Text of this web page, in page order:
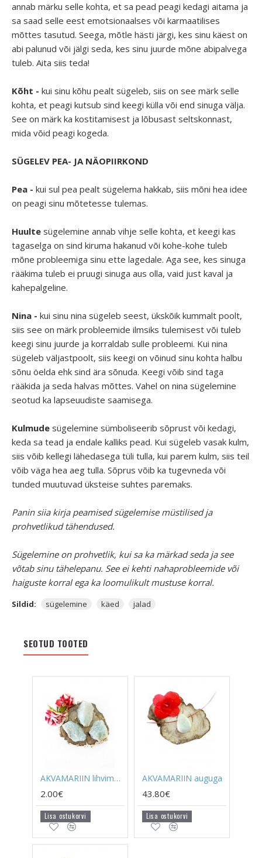
annab märku selle kohta, et sa pead peagi kedagi aitama ja
sa saad selle eest emotsionaalses või karmaatilises
mõttes tasutud. Seega, mõtle hästi järgi, kes sinu käest on
abi palunud või jälgi seda, kes sinu juurde mõne abipalvega
tuleb. Aita siis teda!
Kõht - kui sinu kõhu pealt sügeleb, siis on see märk selle
kohta, et peagi kutsub sind keegi külla või end sinuga välja.
See on märk ka kostitamisest ja lõbusast seltskonnast,
mida võid peagi kogeda.
SÜGELEV PEA- JA NÄOPIIRKOND
Pea - kui sul pea pealt sügelema hakkab, siis mõni hea idee
on peagi sinu mõtetesse tulemas.
Huulte sügelemine annab vihje selle kohta, et keegi kas
tagaselga on sind kiruma hakanud või kohe-kohe tuleb
mõne probleemiga sinu ette lagedale. Aga see, kes sinuga
rääkima tuleb ei pruugi sinuga aus olla, vaid just kaval ja
kahepalgeline.
Nina - kui sinu nina sügeleb seest, ükskõik kummalt poolt,
siis see on märk probleemide ilmsiks tulemisest või tuleb
keegi sinu juurde ja korraldab sulle probleemi. Kui nina
sügeleb väljastpoolt, siis keegi on võinud sinu kohta halbu
sõnu öelda ehk sind ära sõnuda. Keegi võib sind taga
rääkida ja seda halvas mõttes. Vahel on nina sügelemine
seotud ka lapseuudiste saamisega.
Kulmude sügelemine sümboliseerib sõprust või kedagi,
keda sa tead ja endale kalliks pead. Kui sügeleb vasak kulm,
siis võib kellegi lähedasega tüli tulla, kui parem kulm, siis teil
võib väga hea aeg tulla. Sõprus võib ka tugevneda või
tunded muutuvad üksteise suhtes paremaks.
Panin siia kirja peamised sügelemise müstilised ja
prohvetlikud tähendused.
Sügelemine on prohvetlik, kui sa ka märkad seda ja see
võtab sinu tähelepanu. See ei kehti nahaprobleemide või
haiguste korral ega ka loomulikult mustuse korral.
Sildid: sügelemine käed jalad
SEOTUD TOOTED
AKVAMARIIN lihvimata
2.00€
Lisa ostukorvi
AKVAMARIIN auguga
43.80€
Lisa ostukorvi